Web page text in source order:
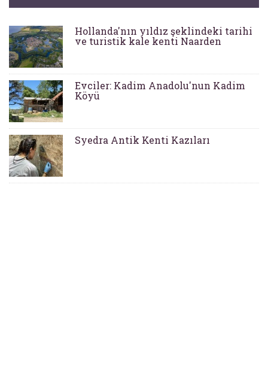
Hollanda'nın yıldız şeklindeki tarihi
ve turistik kale kenti Naarden
Evciler: Kadim Anadolu'nun Kadim
Köyü
Syedra Antik Kenti Kazıları